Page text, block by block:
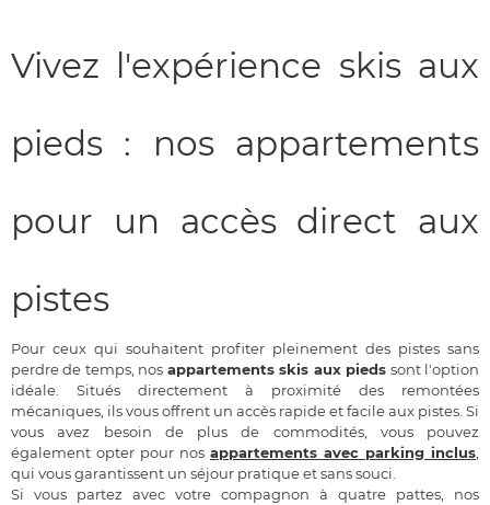
Vivez l'expérience skis aux
pieds : nos appartements
pour un accès direct aux
pistes
Pour ceux qui souhaitent profiter pleinement des pistes sans
perdre de temps, nos appartements skis aux pieds sont l'option
idéale. Situés directement à proximité des remontées
mécaniques, ils vous offrent un accès rapide et facile aux pistes. Si
vous avez besoin de plus de commodités, vous pouvez
également opter pour nos appartements avec parking inclus,
qui vous garantissent un séjour pratique et sans souci.
Si vous partez avec votre compagnon à quatre pattes, nos